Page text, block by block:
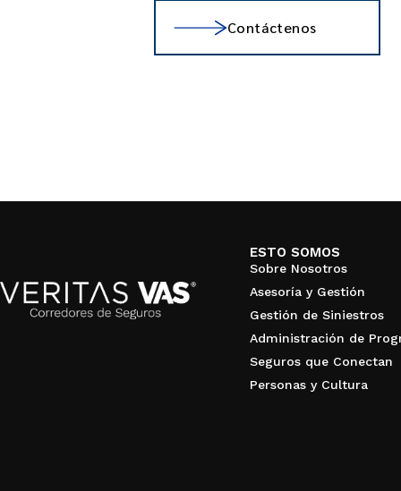
Contáctenos
ESTO SOMOS
Sobre Nosotros
Asesoría y Gestión
Gestión de Siniestros
Administración de
Seguros que Conectan
Personas y Cultura